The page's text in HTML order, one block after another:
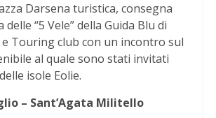
Darsena turistica, consegna
“5 Vele” della Guida Blu di
Touring club con un incontro sul
al quale sono stati invitati
isole Eolie.
– Sant’Agata Militello